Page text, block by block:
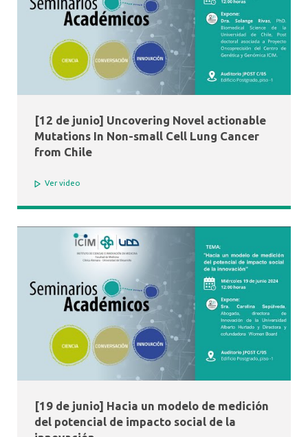
Ver video
[12 de junio] Uncovering Novel actionable
Mutations In Non-small Cell Lung Cancer
from Chile
[19 de junio] Hacia un modelo de medición
del potencial de impacto social de la